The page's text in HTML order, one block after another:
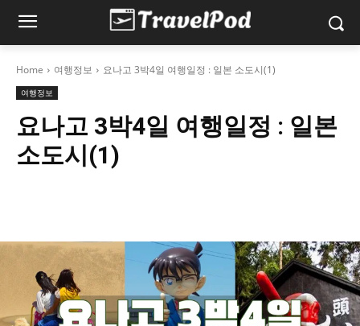
Home 여행정보 요나고 3박4일 여행일정 : 일본 소도시(1)
여행정보
요나고 3박4일 여행일정 : 일본
소도시(1)